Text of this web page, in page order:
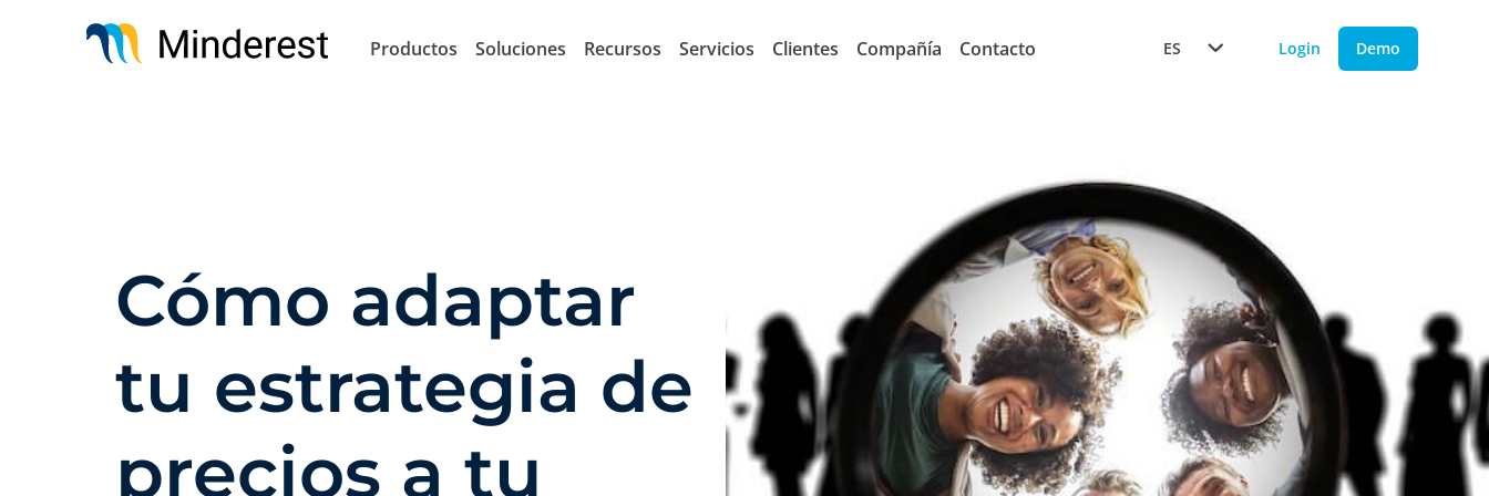
Productos Soluciones Recursos Servicios Clientes Compañía Contacto ES Login Demo
Cómo adaptar
tu estrategia de
precios a tu